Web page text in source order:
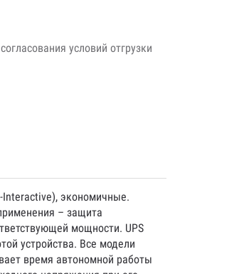
условий отгрузки
Interactive), экономичные.
– защита
мощности. UPS
устройства. Все модели
время автономной работы